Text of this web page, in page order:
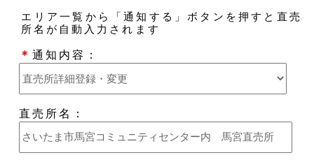
エリア一覧から「通知する」ボタンを押すと直売
所名が自動入力されます
＊通知内容：
直売所名：